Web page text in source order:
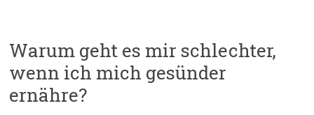
Warum geht es mir schlechter,
wenn ich mich gesünder
ernähre?